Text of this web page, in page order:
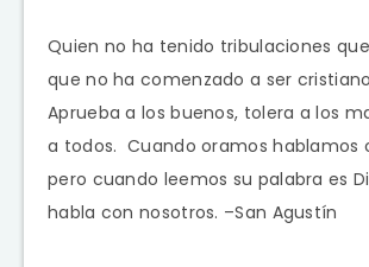
Quien no ha tenido tribulaciones
que no ha comenzado a ser
Aprueba a los buenos, tolera a los
a todos. Cuando oramos hablamos
pero cuando leemos su palabra es
habla con nosotros. –San Agustín